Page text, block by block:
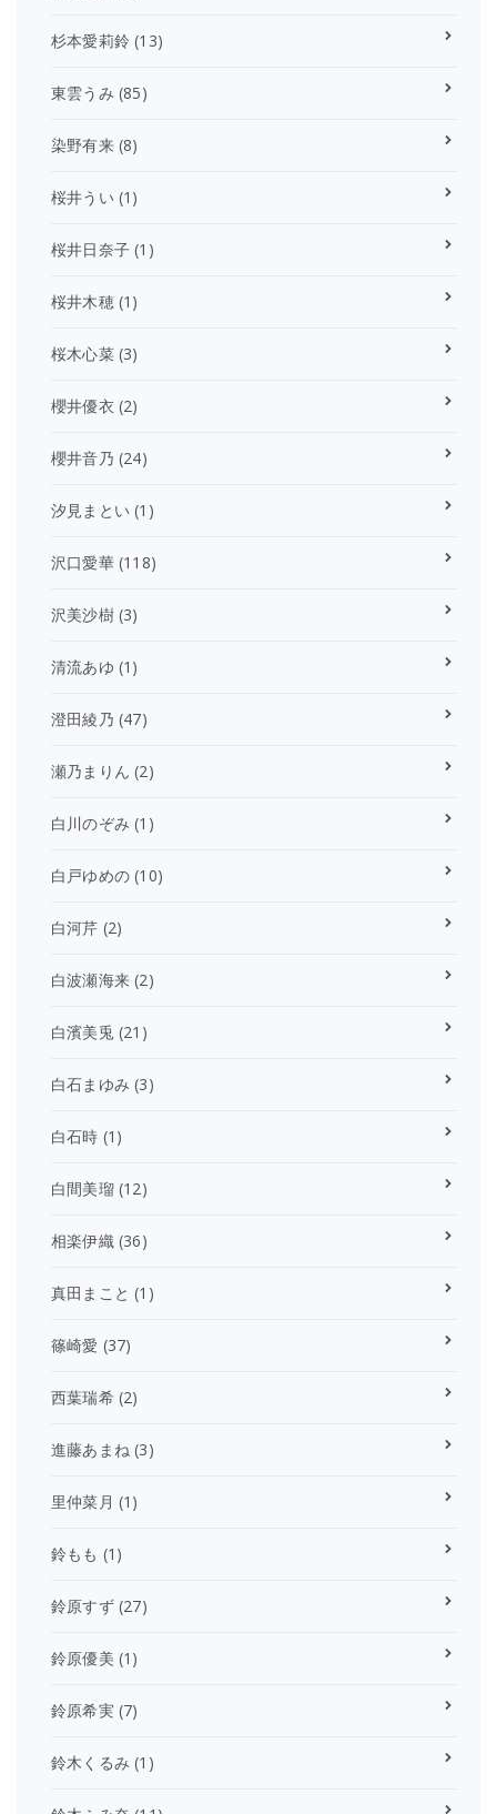
杉本愛莉鈴 (13)
東雲うみ (85)
染野有来(8)
桜井うい (1)
桜井日奈子 (1)
桜井木穂(1)
桜木心菜(3)
櫻井優衣 (2)
櫻井音乃 (24)
汐見まとい (1)
沢口愛華(118)
沢美沙樹(3)
清流あゆ (1)
澄田綾乃 (47)
瀬乃まりん (2)
白川のぞみ (1)
白戸ゆめの (10)
白河芹 (2)
白波瀬海来 (2)
白濱美兎(21)
白石まゆみ (3)
白石時 (1)
白間美瑠(12)
相楽伊織(36)
真田まこと (1)
篠崎愛 (37)
西葉瑞希(2)
進藤あまね (3)
里仲菜月 (1)
鈴もも (1)
鈴原すず(27)
鈴原優美 (1)
鈴原希実(7)
鈴木くるみ (1)